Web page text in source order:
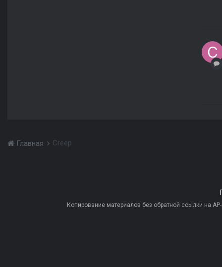
Главная Creep
Копирование материалов без обратной ссылки на